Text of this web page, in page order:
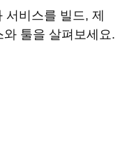
비스를 빌드, 제
툴을 살펴보세요.